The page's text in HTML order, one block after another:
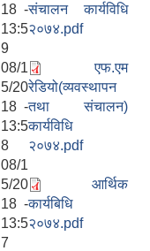
18 -
13:5
9
संचालन कार्यविधि
२०७४.pdf
08/1
5/20
18 -
13:5
8
एफ.एम
रेडियो(व्यवस्थापन
तथा संचालन)
कार्यविधि
२०७४.pdf
08/1
5/20
18 -
13:5
7
आर्थिक
कार्यबिधि
२०७४.pdf